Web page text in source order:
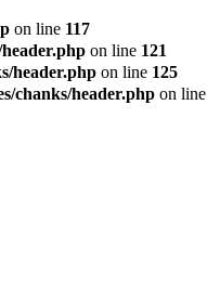
on line 117
on line 121
header.php on line 125
chanks/header.php on line